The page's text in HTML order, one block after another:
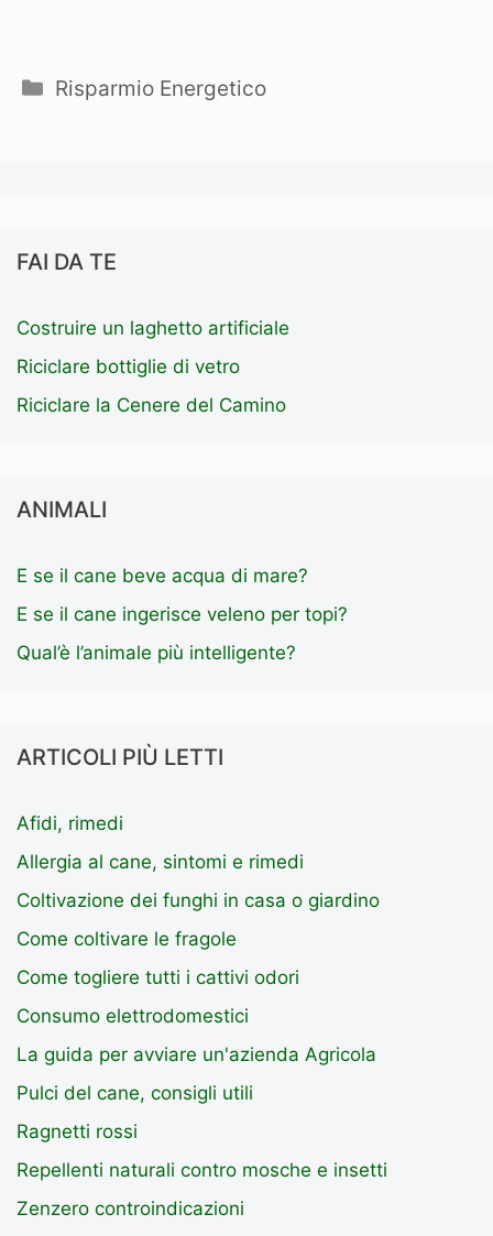
Categorie
Risparmio Energetico
FAI DA TE
Costruire un laghetto artificiale
Riciclare bottiglie di vetro
Riciclare la Cenere del Camino
ANIMALI
E se il cane beve acqua di mare?
E se il cane ingerisce veleno per topi?
Qual’è l’animale più intelligente?
ARTICOLI PIÙ LETTI
Afidi, rimedi
Allergia al cane, sintomi e rimedi
Coltivazione dei funghi in casa o giardino
Come coltivare le fragole
Come togliere tutti i cattivi odori
Consumo elettrodomestici
La guida per avviare un'azienda Agricola
Pulci del cane, consigli utili
Ragnetti rossi
Repellenti naturali contro mosche e insetti
Zenzero controindicazioni